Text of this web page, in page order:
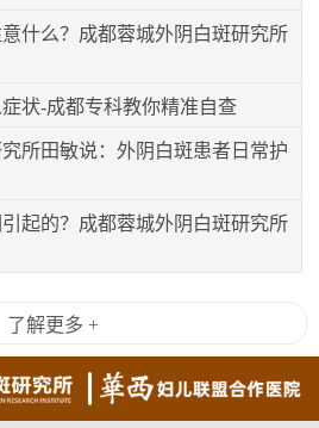
什么？成都蓉城外阴白斑研究所
状-成都专科教你精准自查
所田敏说：外阴白斑患者日常护
起的？成都蓉城外阴白斑研究所
了解更多 +